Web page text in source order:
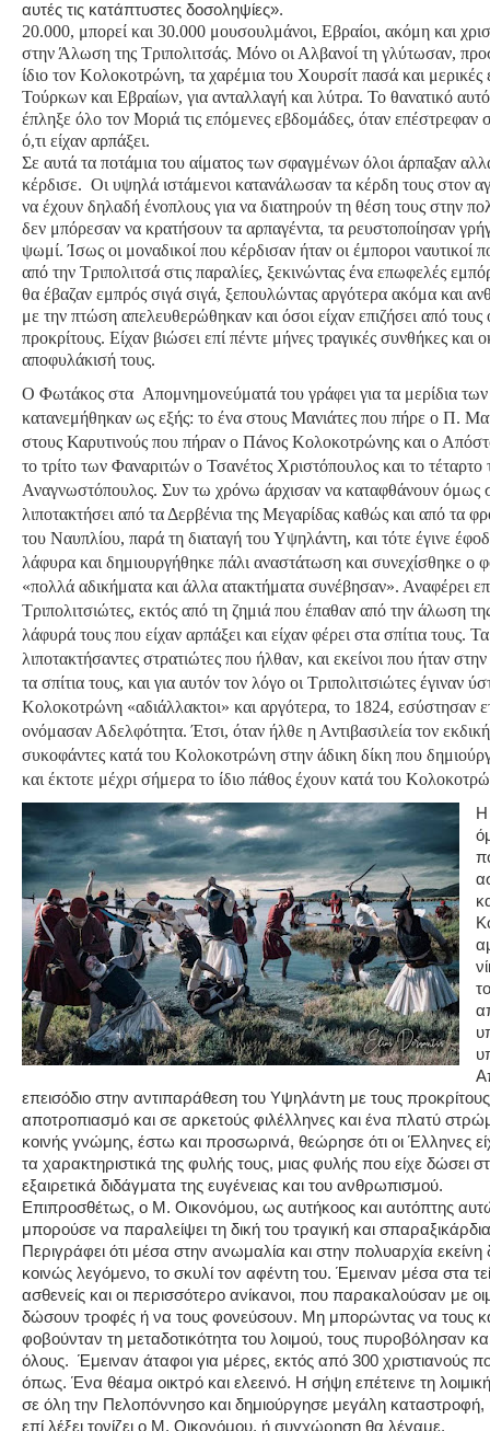
αυτές τις κατάπτυστες δοσοληψίες».
20.000, μπορεί και 30.000 μουσουλμάνοι, Εβραίοι, ακόμη και
στην Άλωση της Τριπολιτσάς. Μόνο οι Αλβανοί τη γλύτωσαν,
ίδιο τον Κολοκοτρώνη, τα χαρέμια του Χουρσίτ πασά και μερικές
Τούρκων και Εβραίων, για ανταλλαγή και λύτρα. Το θανατικό
έπληξε όλο τον Μοριά τις επόμενες εβδομάδες, όταν επέστρεφαν
ό,τι είχαν αρπάξει.
Σε αυτά τα ποτάμια του αίματος των σφαγμένων όλοι άρπαξαν
κέρδισε. Οι υψηλά ιστάμενοι κατανάλωσαν τα κέρδη τους στον
να έχουν δηλαδή ένοπλους για να διατηρούν τη θέση τους στην
δεν μπόρεσαν να κρατήσουν τα αρπαγέντα, τα ρευστοποίησαν
ψωμί. Ίσως οι μοναδικοί που κέρδισαν ήταν οι έμποροι ναυτικοί
από την Τριπολιτσά στις παραλίες, ξεκινώντας ένα επωφελές
θα έβαζαν εμπρός σιγά σιγά, ξεπουλώντας αργότερα ακόμα και
με την πτώση απελευθερώθηκαν και όσοι είχαν επιζήσει από τους
προκρίτους. Είχαν βιώσει επί πέντε μήνες τραγικές συνθήκες και
αποφυλάκισή τους.
Ο Φωτάκος στα Απομνημονεύματά του γράφει για τα μερίδια
κατανεμήθηκαν ως εξής: το ένα στους Μανιάτες που πήρε ο Π.
στους Καρυτινούς που πήραν ο Πάνος Κολοκοτρώνης και ο
το τρίτο των Φαναριτών ο Τσανέτος Χριστόπουλος και το
Αναγνωστόπουλος. Συν τω χρόνω άρχισαν να καταφθάνουν όμως
λιποτακτήσει από τα Δερβένια της Μεγαρίδας καθώς και από τα
του Ναυπλίου, παρά τη διαταγή του Υψηλάντη, και τότε έγινε
λάφυρα και δημιουργήθηκε πάλι αναστάτωση και συνεχίσθηκε ο
«πολλά αδικήματα και άλλα ατακτήματα συνέβησαν». Αναφέρει
Τριπολιτσιώτες, εκτός από τη ζημιά που έπαθαν από την άλωση
λάφυρά τους που είχαν αρπάξει και είχαν φέρει στα σπίτια τους.
λιποτακτήσαντες στρατιώτες που ήλθαν, και εκείνοι που ήταν
τα σπίτια τους, και για αυτόν τον λόγο οι Τριπολιτσιώτες έγιναν
Κολοκοτρώνη «αδιάλλακτοι» και αργότερα, το 1824, εσύστησαν
ονόμασαν Αδελφότητα. Έτσι, όταν ήλθε η Αντιβασιλεία τον
συκοφάντες κατά του Κολοκοτρώνη στην άδικη δίκη που
και έκτοτε μέχρι σήμερα το ίδιο πάθος έχουν κατά του
Η
επεισόδιο στην αντιπαράθεση του Υψηλάντη με τους
αποτροπιασμό και σε αρκετούς φιλέλληνες και ένα πλατύ
κοινής γνώμης, έστω και προσωρινά, θεώρησε ότι οι Έλληνες
τα χαρακτηριστικά της φυλής τους, μιας φυλής που είχε δώσει
εξαιρετικά διδάγματα της ευγένειας και του ανθρωπισμού.
Επιπροσθέτως, ο Μ. Οικονόμου, ως αυτήκοος και αυτόπτης
μπορούσε να παραλείψει τη δική του τραγική και
Περιγράφει ότι μέσα στην ανωμαλία και στην πολυαρχία
κοινώς λεγόμενο, το σκυλί τον αφέντη του. Έμειναν μέσα στα
ασθενείς και οι περισσότερο ανίκανοι, που παρακαλούσαν με
δώσουν τροφές ή να τους φονεύσουν. Μη μπορώντας να τους
φοβούνταν τη μεταδοτικότητα του λοιμού, τους πυροβόλησαν
όλους. Έμειναν άταφοι για μέρες, εκτός από 300 χριστιανούς
όπως. Ένα θέαμα οικτρό και ελεεινό. Η σήψη επέτεινε τη
σε όλη την Πελοπόννησο και δημιούργησε μεγάλη καταστροφή,
επί λέξει τονίζει ο Μ. Οικονόμου, ή συγχώρηση θα λέγαμε.